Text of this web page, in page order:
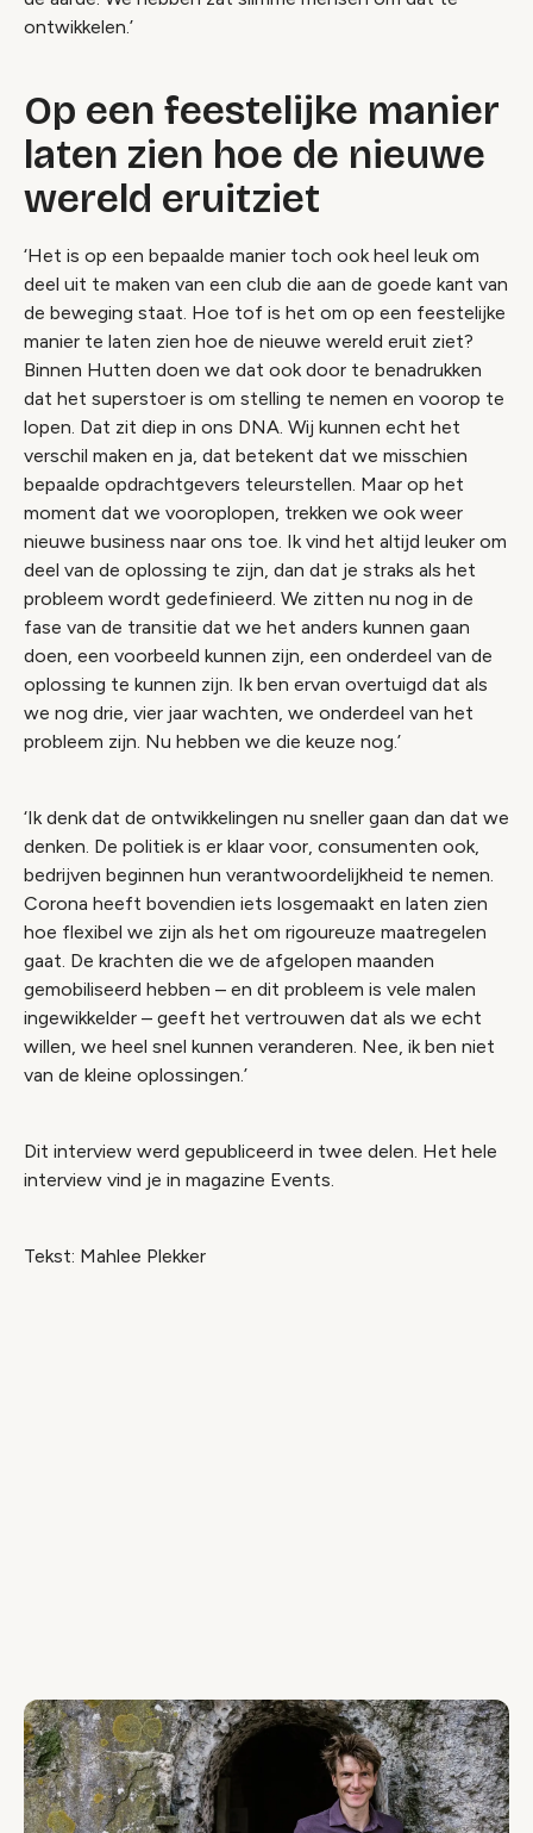
ontwikkelen.’
Op een feestelijke manier
laten zien hoe de nieuwe
wereld eruitziet
‘Het is op een bepaalde manier toch ook heel leuk om
deel uit te maken van een club die aan de goede kant van
de beweging staat. Hoe tof is het om op een feestelijke
manier te laten zien hoe de nieuwe wereld eruit ziet?
Binnen Hutten doen we dat ook door te benadrukken
dat het superstoer is om stelling te nemen en voorop te
lopen. Dat zit diep in ons DNA. Wij kunnen echt het
verschil maken en ja, dat betekent dat we misschien
bepaalde opdrachtgevers teleurstellen. Maar op het
moment dat we vooroplopen, trekken we ook weer
nieuwe business naar ons toe. Ik vind het altijd leuker om
deel van de oplossing te zijn, dan dat je straks als het
probleem wordt gedefinieerd. We zitten nu nog in de
fase van de transitie dat we het anders kunnen gaan
doen, een voorbeeld kunnen zijn, een onderdeel van de
oplossing te kunnen zijn. Ik ben ervan overtuigd dat als
we nog drie, vier jaar wachten, we onderdeel van het
probleem zijn. Nu hebben we die keuze nog.’
‘Ik denk dat de ontwikkelingen nu sneller gaan dan dat we
denken. De politiek is er klaar voor, consumenten ook,
bedrijven beginnen hun verantwoordelijkheid te nemen.
Corona heeft bovendien iets losgemaakt en laten zien
hoe flexibel we zijn als het om rigoureuze maatregelen
gaat. De krachten die we de afgelopen maanden
gemobiliseerd hebben – en dit probleem is vele malen
ingewikkelder – geeft het vertrouwen dat als we echt
willen, we heel snel kunnen veranderen. Nee, ik ben niet
van de kleine oplossingen.’
Dit interview werd gepubliceerd in twee delen. Het hele
interview vind je in magazine Events.
Tekst: Mahlee Plekker